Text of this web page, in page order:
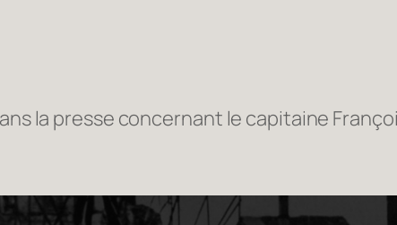
la presse concernant le capitaine